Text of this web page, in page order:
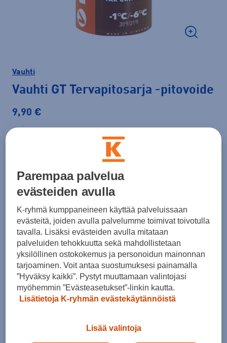
Vauhti
Vauhti GT Tervapitosarja -pitovoide
9,90 €
Lisää ostoskoriin
Arvioitu toimitusaika 1-3 arkipäivää.
Tilaus- ja toimituskulut
Parempaa palvelua
evästeiden avulla
K-ryhmä kumppaneineen käyttää palveluissaan
evästeitä, joiden avulla palvelumme toimivat toivotulla
tavalla. Lisäksi evästeiden avulla mitataan
palveluiden tehokkuutta sekä mahdollistetaan
yksilöllinen ostokokemus ja personoidun mainonnan
tarjoaminen. Voit antaa suostumuksesi painamalla
”Hyväksy kaikki”. Pystyt muuttamaan valintojasi
myöhemmin ”Evästeasetukset”-linkin kautta.
Lisätietoja K-ryhmän evästekäytännöistä
Lisää valintoja